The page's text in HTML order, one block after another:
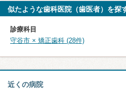
似たような歯科医院（歯医者）を探
診療科目
守谷市 × 矯正歯科 (28件)
近くの病院